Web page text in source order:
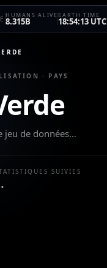
HUMANS ALIVE
8.315B
EARTH TIME
18:54:13 UTC
· PAYS
jeu de données…
SUIVIES